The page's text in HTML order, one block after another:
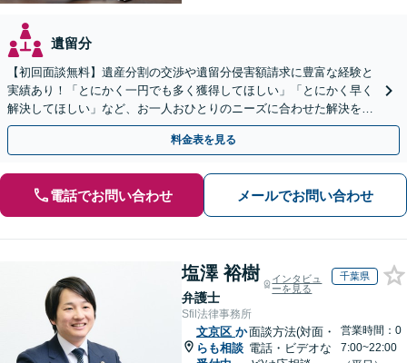
遺留分
【初回面談無料】遺産分割の交渉や遺留分侵害額請求に豊富な経験と
実績あり！「とにかく一円でも多く獲得してほしい」「とにかく早く
解決してほしい」など、お一人おひとりのニーズに合わせた解決を目
指します【WEB面談可】
料金表を見る
電話でお問い合わせ メールでお問い合わせ
塩澤 裕樹
弁護士
インタビュ
ーを見る
千葉県
Sfil法律事務所
文京区 か
らも相談
面談方法(対面・
電話・ビデオな
営業時間：0
7:00~22:00